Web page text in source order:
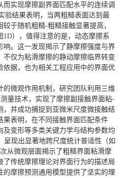
实现摩擦副界面匹配水平的连续调
验结果表明，当两粗糙表面达到最
于随机粗糙-粗糙接触显著提高，
），值得注意的是，动态摩擦系
响。这一发现揭示了静摩擦强度与界
不仅为粘滑摩擦的静动摩擦临界转变
依据，也为相关工程应用中的界面优
的微观作用机制，研究团队利用三维
量技术，实现了摩擦副接触界面粘-
，并成功捕捉到亚微米尺度微接触结
果表明，在不同接触界面匹配条件
及变形等多类关键力学与结构参数均
呈现出显著地跨尺度统计普适性（如
从微观层面揭示了粗糙界面粘滑摩
了传统摩擦理论对界面行为的描述局
的摩擦预测通用模型提供了坚实的理